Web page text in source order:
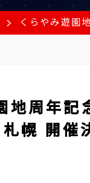
くらやみ遊園
地周年記
札幌 開催